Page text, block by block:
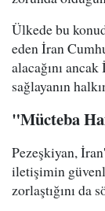
Ülkede bu
eden İran
alacağını
sağlayanın
"Mücteba
Pezeşkiyan,
iletişimin
zorlaştığını da